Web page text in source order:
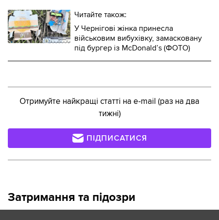
Читайте також:
У Чернігові жінка принесла
військовим вибухівку, замасковану
під бургер із McDonald’s (ФОТО)
Отримуйте найкращі статті на e-mail (раз на два
тижні)
ПІДПИСАТИСЯ
Затримання та підозри